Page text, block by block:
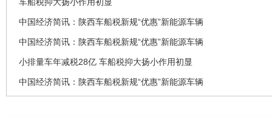
中国经济简讯：陕西车船税新规“优惠”新能源车辆
中国经济简讯：陕西车船税新规“优惠”新能源车辆
小排量车年减税28亿 车船税抑大扬小作用初显
中国经济简讯：陕西车船税新规“优惠”新能源车辆